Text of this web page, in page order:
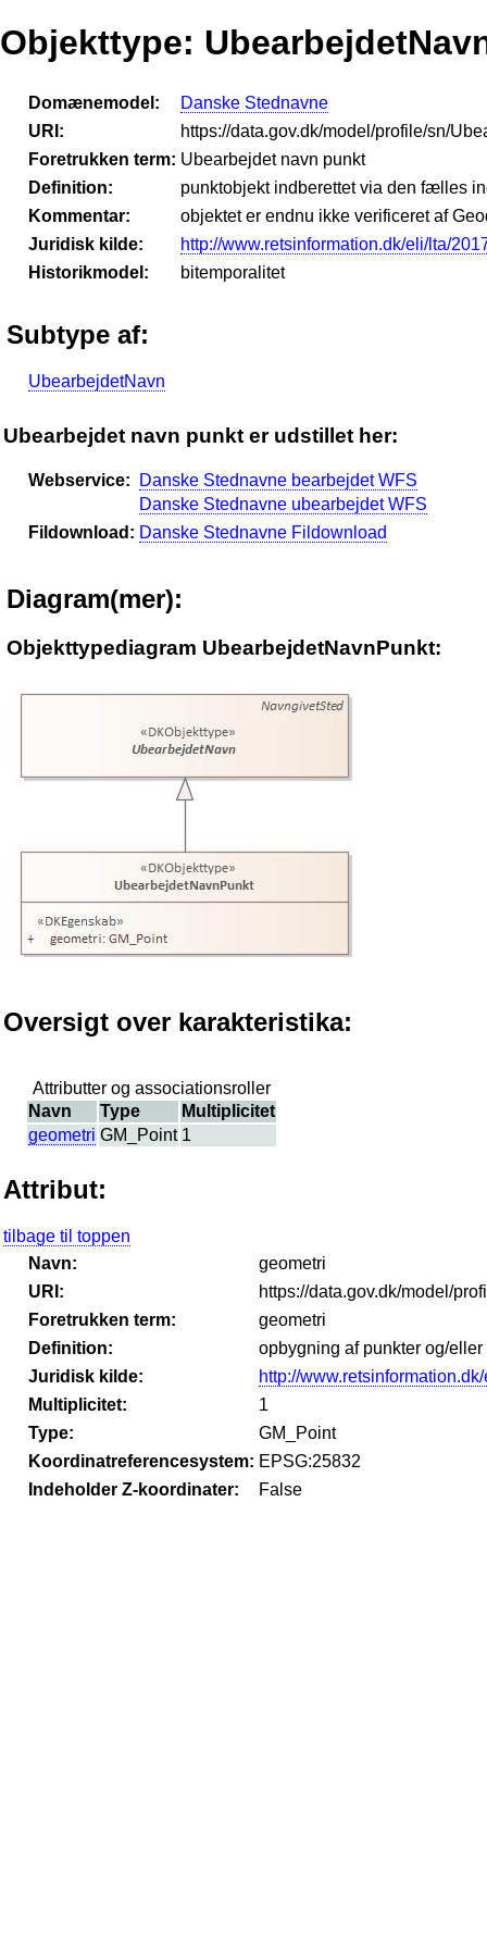
Objekttype:
Domænemodel:
Danske Stednavne
URI:
https://data.gov.dk/model/profile/sn/
Foretrukken term: Ubearbejdet navn punkt
Definition:
punktobjekt indberettet via den fælles
Kommentar:
objektet er endnu ikke verificeret af
Juridisk kilde:
http://www.retsinformation.dk/eli/lta/
Historikmodel:
bitemporalitet
Subtype af:
UbearbejdetNavn
Ubearbejdet navn punkt er udstillet her:
Webservice:
Danske Stednavne bearbejdet WFS
Danske Stednavne ubearbejdet WFS
Fildownload: Danske Stednavne Fildownload
Diagram(mer):
Objekttypediagram UbearbejdetNavnPunkt:
Oversigt over karakteristika:
Attributter og associationsroller
Navn
Type
Multiplicitet
geometri GM_Point 1
Attribut:
tilbage til toppen
Navn:
geometri
URI:
https://data.gov.dk/model/
Foretrukken term:
geometri
Definition:
opbygning af punkter og/
Juridisk kilde:
http://
Multiplicitet:
1
Type:
GM_Point
Koordinatreferencesystem: EPSG:25832
Indeholder Z-koordinater:
False